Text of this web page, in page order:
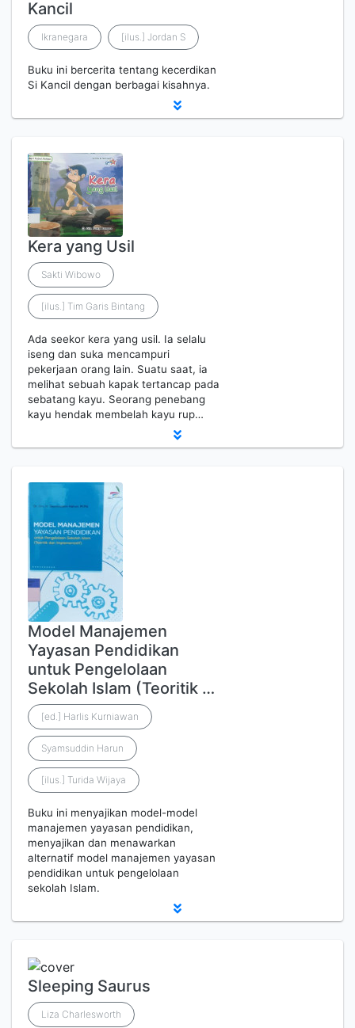
Kancil
Ikranegara [ilus.] Jordan S
Buku ini bercerita tentang kecerdikan
Si Kancil dengan berbagai kisahnya.
Kera yang Usil
Sakti Wibowo
[ilus.] Tim Garis Bintang
Ada seekor kera yang usil. Ia selalu
iseng dan suka mencampuri
pekerjaan orang lain. Suatu saat, ia
melihat sebuah kapak tertancap pada
sebatang kayu. Seorang penebang
kayu hendak membelah kayu rup…
Model Manajemen
Yayasan Pendidikan
untuk Pengelolaan
Sekolah Islam (Teoritik …
[ed.] Harlis Kurniawan
Syamsuddin Harun
[ilus.] Turida Wijaya
Buku ini menyajikan model-model
manajemen yayasan pendidikan,
menyajikan dan menawarkan
alternatif model manajemen yayasan
pendidikan untuk pengelolaan
sekolah Islam.
Sleeping Saurus
Liza Charlesworth